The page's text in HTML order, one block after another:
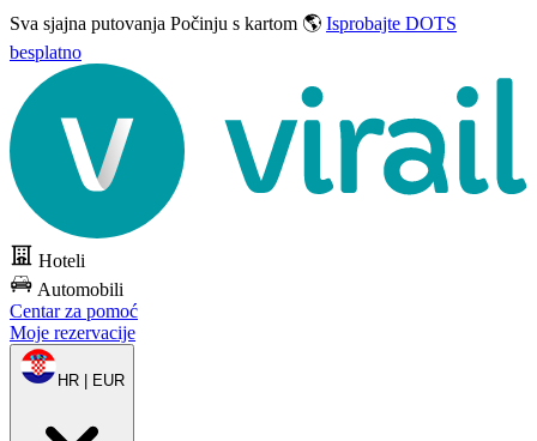
Sva sjajna putovanja Počinju s kartom 🌎 Isprobajte DOTS
besplatno
Hoteli
Automobili
Centar za pomoć
Moje rezervacije
HR | EUR